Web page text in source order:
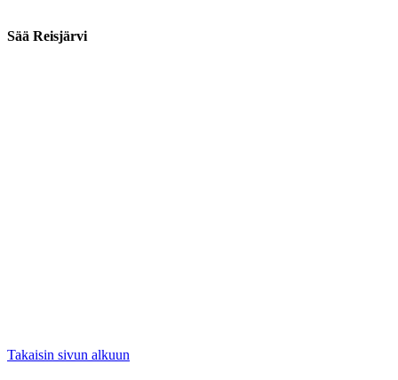
Sää Reisjärvi
Takaisin sivun alkuun